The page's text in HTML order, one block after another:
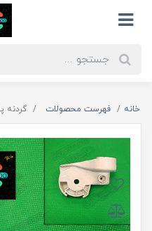
خانه فهرست محصولات گردنه